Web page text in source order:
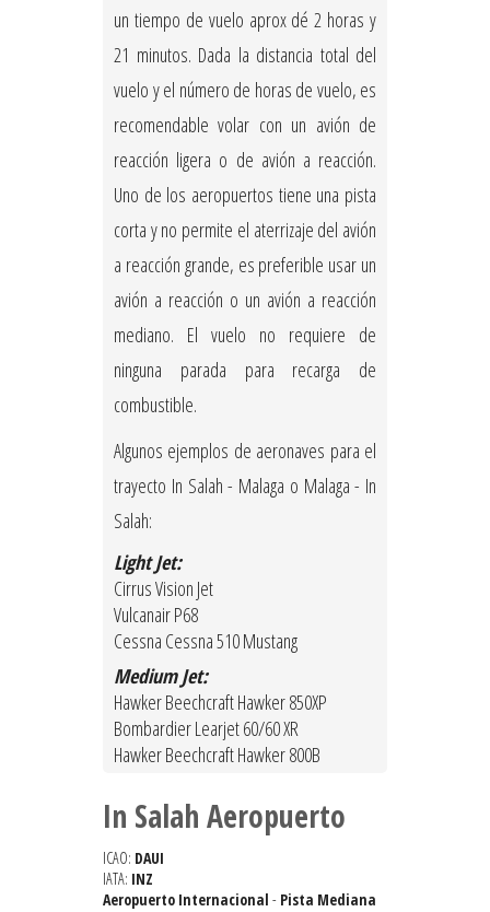
un tiempo de vuelo aprox dé 2 horas y
21 minutos. Dada la distancia total del
vuelo y el número de horas de vuelo, es
recomendable volar con un avión de
reacción ligera o de avión a reacción.
Uno de los aeropuertos tiene una pista
corta y no permite el aterrizaje del avión
a reacción grande, es preferible usar un
avión a reacción o un avión a reacción
mediano. El vuelo no requiere de
ninguna parada para recarga de
combustible.
Algunos ejemplos de aeronaves para el
trayecto In Salah - Malaga o Malaga - In
Salah:
Light Jet:
Cirrus Vision Jet
Vulcanair P68
Cessna Cessna 510 Mustang
Medium Jet:
Hawker Beechcraft Hawker 850XP
Bombardier Learjet 60/60 XR
Hawker Beechcraft Hawker 800B
In Salah Aeropuerto
ICAO: DAUI
IATA: INZ
Aeropuerto Internacional - Pista Mediana